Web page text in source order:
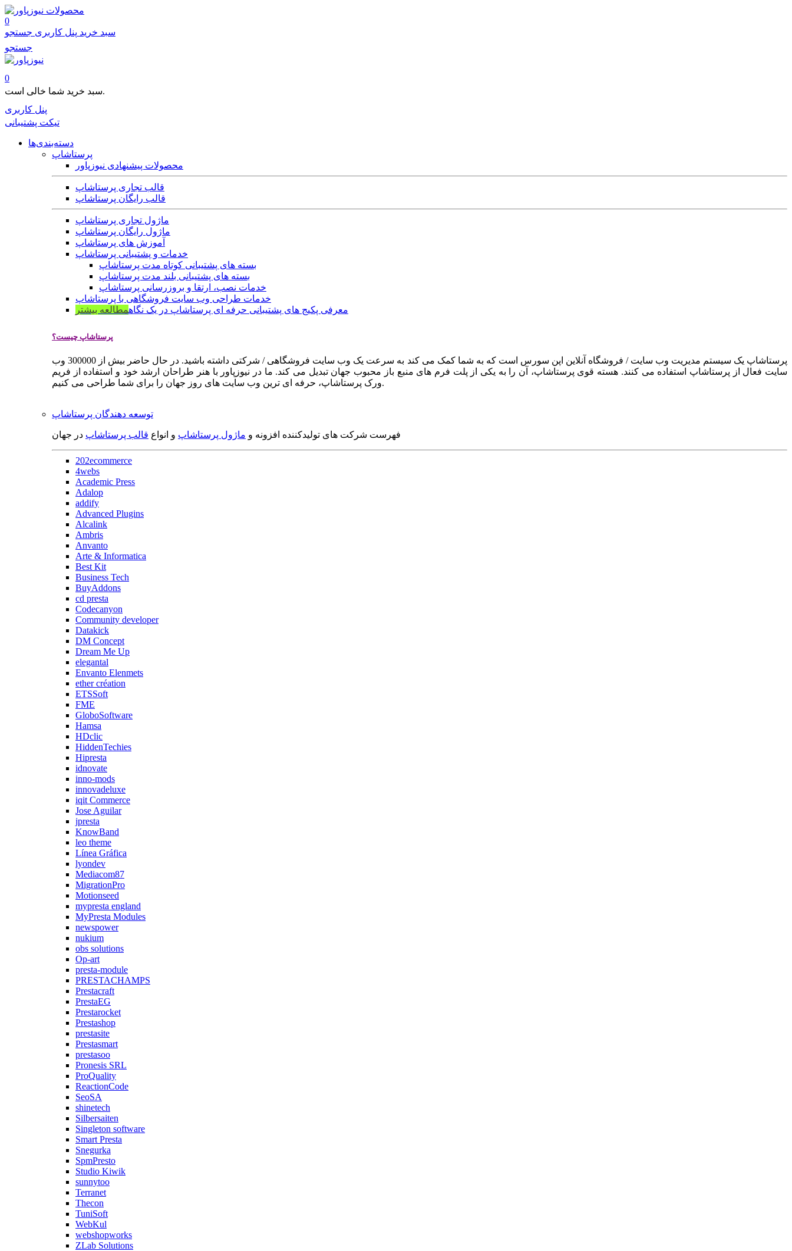
محصولات
0
سبد خرید پنل کاربری جستجو
جستجو
0
سبد خرید شما خالی است.
پنل کاربری
تیکت پشتیبانی
دسته‌بندی‌ها
پرستاشاپ
محصولات پیشنهادی نیوزپاور
قالب تجاری پرستاشاپ
قالب رایگان پرستاشاپ
ماژول تجاری پرستاشاپ
ماژول رایگان پرستاشاپ
آموزش های پرستاشاپ
خدمات و پشتیبانی پرستاشاپ
بسته های پشتیبانی کوتاه مدت پرستاشاپ
بسته های پشتیبانی بلند مدت پرستاشاپ
خدمات نصب، ارتقا و بروزرسانی پرستاشاپ
خدمات طراحی وب سایت فروشگاهی با پرستاشاپ
معرفی پکیج های پشتیبانی حرفه ای پرستاشاپ در یک نگاهمطالعه بیشتر
پرستاشاپ چیست؟
پرستاشاپ یک سیستم مدیریت وب سایت / فروشگاه آنلاین اپن سورس است که به شما کمک می کند به سرعت یک وب سایت فروشگاهی / شرکتی داشته باشید. در حال حاضر بیش از 300000 وب
سایت فعال از پرستاشاپ استفاده می کنند. هسته قوی پرستاشاپ، آن را به یکی از پلت فرم های منبع باز محبوب جهان تبدیل می کند. ما در نیوزپاور با هنر طراحان ارشد خود و استفاده از فریم
ورک پرستاشاپ، حرفه ای ترین وب سایت های روز جهان را برای شما طراحی می کنیم.
توسعه دهندگان پرستاشاپ
فهرست شرکت های تولیدکننده افزونه و ماژول پرستاشاپ و انواع قالب پرستاشاپ در جهان
202ecommerce
4webs
Academic Press
Adalop
addify
Advanced Plugins
Alcalink
Ambris
Anvanto
Arte & Informatica
Best Kit
Business Tech
BuyAddons
cd presta
Codecanyon
Community developer
Datakick
DM Concept
Dream Me Up
elegantal
Envanto Elenmets
ether création
ETSSoft
FME
GloboSoftware
Hamsa
HDclic
HiddenTechies
Hipresta
idnovate
inno-mods
innovadeluxe
iqit Commerce
Jose Aguilar
jpresta
KnowBand
leo theme
Línea Gráfica
lyondev
Mediacom87
MigrationPro
Motionseed
mypresta england
MyPresta Modules
newspower
nukium
obs solutions
Op-art
presta-module
PRESTACHAMPS
Prestacraft
PrestaEG
Prestarocket
Prestashop
prestasite
Prestasmart
prestasoo
Pronesis SRL
ProQuality
ReactionCode
SeoSA
shinetech
Silbersaiten
Singleton software
Smart Presta
Snegurka
SpmPresto
Studio Kiwik
sunnytoo
Terranet
Thecon
TuniSoft
WebKul
webshopworks
ZLab Solutions